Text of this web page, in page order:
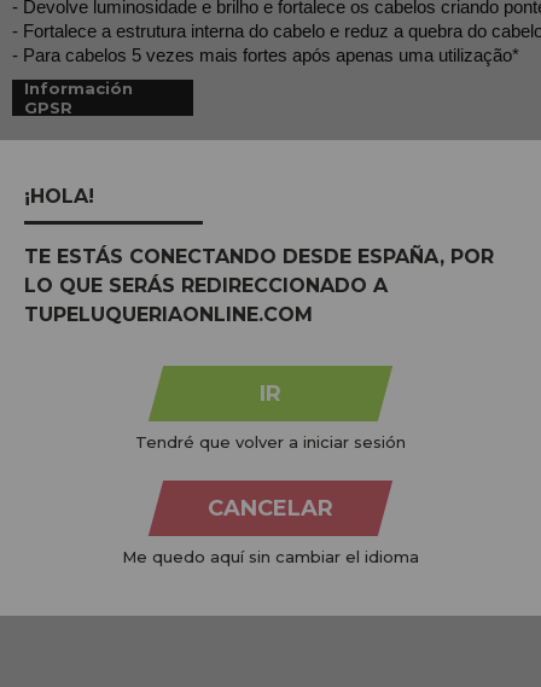
- Devolve luminosidade e brilho e fortalece os cabelos criando
- Fortalece a estrutura interna do cabelo e reduz a quebra do
- Para cabelos 5 vezes mais fortes após apenas uma utilização*
Información
GPSR
05
Eugene Perma Collections Máscara
natural para cabelos tingidos 250ml
10,55€
COMPRAR
¡HOLA!
TE ESTÁS CONECTANDO DESDE ESPAÑA, POR
LO QUE SERÁS REDIRECCIONADO A
TUPELUQUERIAONLINE.COM
IR
Tendré que volver a iniciar sesión
CANCELAR
Me quedo aquí sin cambiar el idioma